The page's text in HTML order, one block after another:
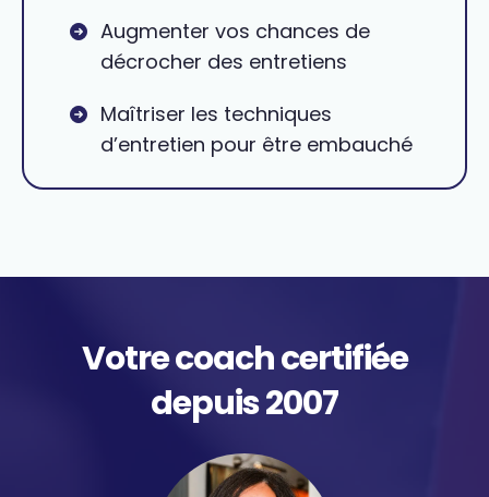
Augmenter vos chances de
décrocher des entretiens
Maîtriser les techniques
d’entretien pour être embauché
Votre coach certifiée
depuis 2007